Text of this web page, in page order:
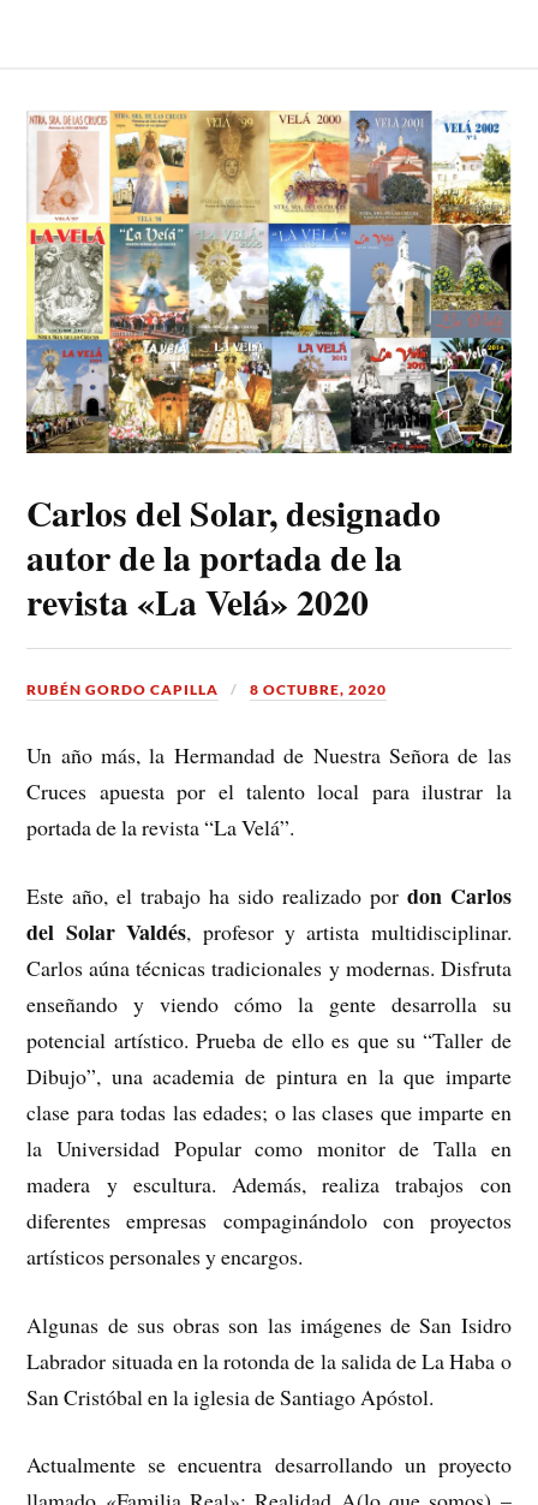
Carlos del Solar, designado
autor de la portada de la
revista «La Velá» 2020
RUBÉN GORDO CAPILLA 8 OCTUBRE, 2020
Un año más, la Hermandad de Nuestra Señora de las
Cruces apuesta por el talento local para ilustrar la
portada de la revista “La Velá”.
Este año, el trabajo ha sido realizado por don Carlos
del Solar Valdés, profesor y artista multidisciplinar.
Carlos aúna técnicas tradicionales y modernas. Disfruta
enseñando y viendo cómo la gente desarrolla su
potencial artístico. Prueba de ello es que su “Taller de
Dibujo”, una academia de pintura en la que imparte
clase para todas las edades; o las clases que imparte en
la Universidad Popular como monitor de Talla en
madera y escultura. Además, realiza trabajos con
diferentes empresas compaginándolo con proyectos
artísticos personales y encargos.
Algunas de sus obras son las imágenes de San Isidro
Labrador situada en la rotonda de la salida de La Haba o
San Cristóbal en la iglesia de Santiago Apóstol.
Actualmente se encuentra desarrollando un proyecto